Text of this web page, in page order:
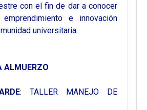
con el fin de dar a conocer
e innovación
universitaria.
ALMUERZO
: TALLER MANEJO DE